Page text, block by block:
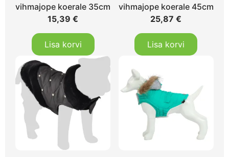
vihmajope koerale 35cm
15,39€
Lisa korvi
vihmajope koerale 45cm
25,87€
Lisa korvi